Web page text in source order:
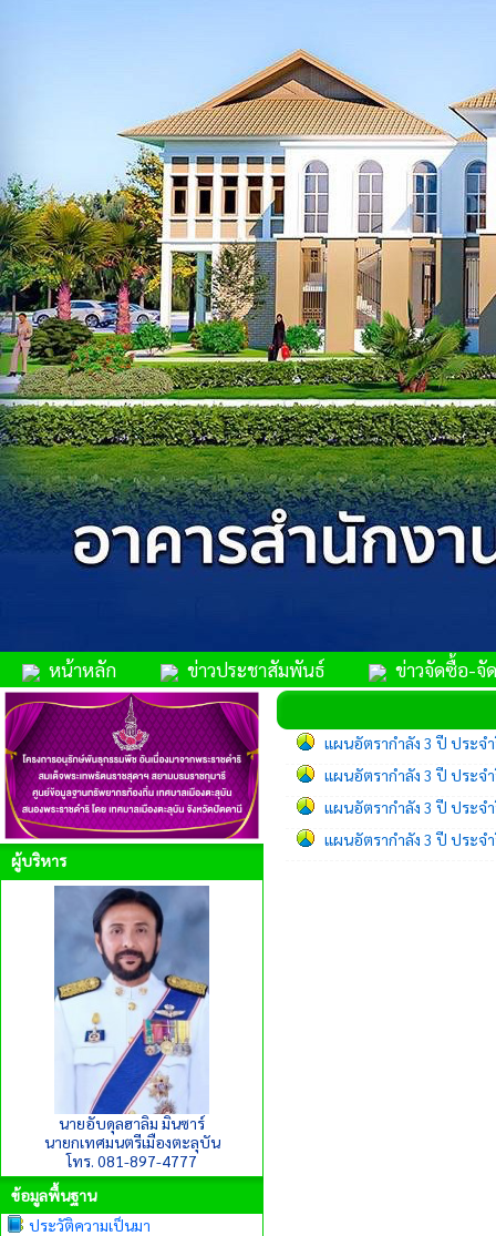
หน้าหลัก ข่าวประชาสัมพันธ์ ข่าวจัดซื้อ-จั
ผู้บริหาร
นายอับดุลฮาลิม มินซาร์
นายกเทศมนตรีเมืองตะลุบัน
โทร. 081-897-4777
ข้อมูลพื้นฐาน
ประวัติความเป็นมา
แผนอัตรากำลัง 3 ปี ประ
แผนอัตรากำลัง 3 ปี ประ
แผนอัตรากำลัง 3 ปี ประ
แผนอัตรากำลัง 3 ปี ประ